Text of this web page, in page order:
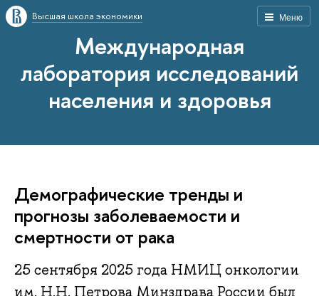
Меню
Высшая школа экономики
Международная
лаборатория исследований
населения и здоровья
Демографические тренды и
прогнозы заболеваемости и
смертности от рака
25 сентября 2025 года НМИЦ онкологии
им. Н.Н. Петрова Минздрава России был